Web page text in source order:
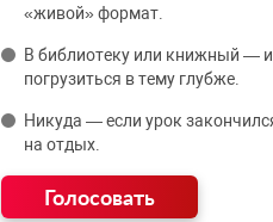
«живой» формат.
В библиотеку или книжный —
погрузиться в тему глубже.
Никуда — если урок
на отдых.